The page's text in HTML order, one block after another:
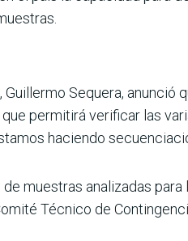
Sequera,
permitirá verificar las
haciendo
muestras analizadas
Técnico de